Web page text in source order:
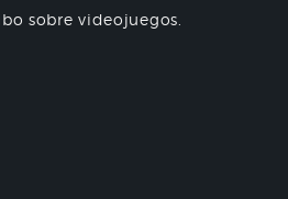
sobre videojuegos.